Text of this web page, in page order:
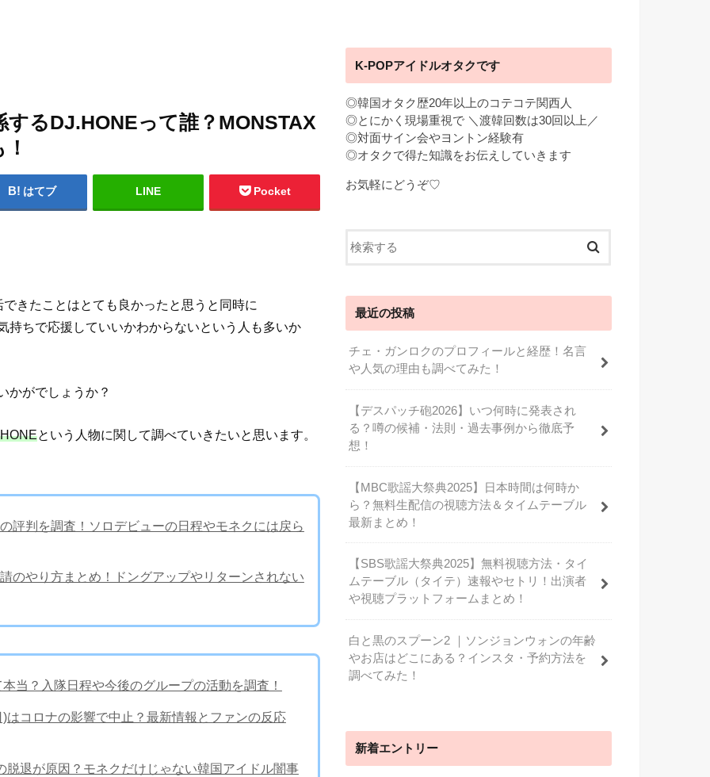
るDJ.HONEって誰？MONSTAX
はてブ LINE Pocket
きたことはとても良かったと思うと同時に
持ちで応援していいかわからないという人も多いか
かがでしょうか？
という人物に関して調べていきたいと思います。
評判を調査！ソロデビューの日程やモネクには戻ら
のやり方まとめ！ドングアップやリターンされない
当？入隊日程や今後のグループの活動を調査！
コロナの影響で中止？最新情報とファンの反応
退が原因？モネクだけじゃない韓国アイドル闇事
K-POPアイドルオタクです
◎韓国オタク歴20年以上のコテコテ関西人
◎とにかく現場重視で ＼渡韓回数は30回以上／
◎対面サイン会やヨントン経験有
◎オタクで得た知識をお伝えしていきます
お気軽にどうぞ♡
最近の投稿
チェ・ガンロクのプロフィールと経歴！名言
や人気の理由も調べてみた！
【デスパッチ砲2026】いつ何時に発表され
る？噂の候補・法則・過去事例から徹底予
想！
【MBC歌謡大祭典2025】日本時間は何時か
ら？無料生配信の視聴方法＆タイムテーブル
最新まとめ！
【SBS歌謡大祭典2025】無料視聴方法・タイ
ムテーブル（タイテ）速報やセトリ！出演者
や視聴プラットフォームまとめ！
白と黒のスプーン2 ｜ソンジョンウォンの年齢
やお店はどこにある？インスタ・予約方法を
調べてみた！
新着エントリー